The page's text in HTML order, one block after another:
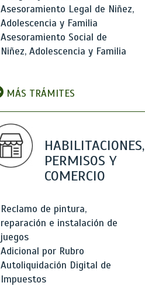
Asesoramiento Legal de Niñez,
Adolescencia y Familia
Asesoramiento Social de
Niñez, Adolescencia y Familia
MÁS TRÁMITES
HABILITACIONES,
PERMISOS Y
COMERCIO
Reclamo de pintura,
reparación e instalación de
juegos
Adicional por Rubro
Autoliquidación Digital de
Impuestos